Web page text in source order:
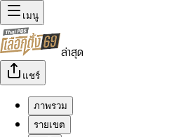
เมนู
ล่าสุด
แชร์
ภาพรวม
รายเขต